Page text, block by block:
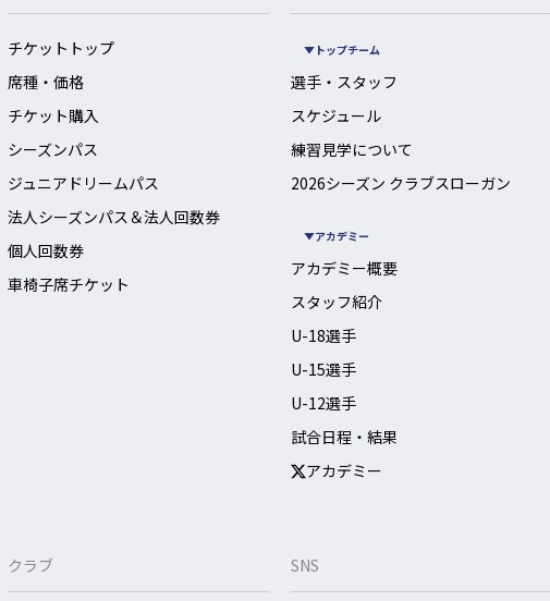
チケットトップ
席種・価格
チケット購入
シーズンパス
ジュニアドリームパス
法人シーズンパス＆法人回数券
個人回数券
車椅子席チケット
トップチーム
選手・スタッフ
スケジュール
練習見学について
2026シーズン クラブスローガン
アカデミー
アカデミー概要
スタッフ紹介
U-18選手
U-15選手
U-12選手
試合日程・結果
アカデミー
クラブ SNS